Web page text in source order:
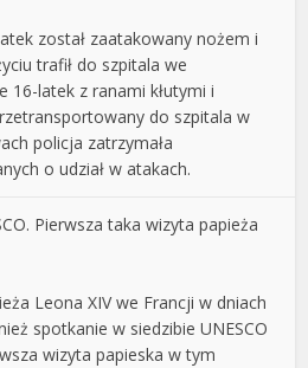
został zaatakowany nożem i
trafił do szpitala we
16-latek z ranami kłutymi i
do szpitala w
policja zatrzymała
o udział w atakach.
Pierwsza taka wizyta papieża
Leona XIV we Francji w dniach
spotkanie w siedzibie UNESCO
wizyta papieska w tym